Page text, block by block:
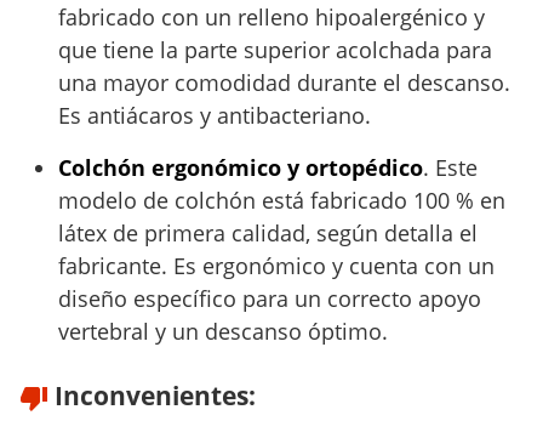
fabricado con un relleno hipoalergénico y
que tiene la parte superior acolchada para
una mayor comodidad durante el descanso.
Es antiácaros y antibacteriano.
Colchón ergonómico y ortopédico. Este
modelo de colchón está fabricado 100 % en
látex de primera calidad, según detalla el
fabricante. Es ergonómico y cuenta con un
diseño específico para un correcto apoyo
vertebral y un descanso óptimo.
Inconvenientes: